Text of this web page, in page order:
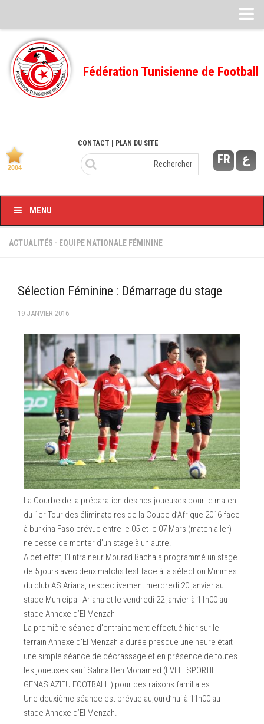
Feuille de match
FMI – 2022/2023
Ligue I – 2022/2023
Ligue I – 2020/2021
Ligue I – 2019/2020
Feuilles de match 2018/2019
Feuille de match 2017/2018
–Ligue I–
–Ligue II–
Feuille de match 2016/2017
-Ligue I-
-Ligue II-
-Ligue III-
Fédération Tunisienne de Football
FR ع
CONTACT | PLAN DU SITE
MENU
ACTUALITÉS · EQUIPE NATIONALE FÉMININE
Sélection Féminine : Démarrage du stage
19 JANVIER 2016
La Courbe de la préparation des nos joueuses pour le match
du 1er Tour des éliminatoires de la Coupe d’Afrique 2016 face
à burkina Faso prévue entre le 05 et le 07 Mars (match aller)
ne cesse de monter d’un stage à un autre.
A cet effet, l’Entraineur Mourad Bacha a programmé un stage
de 5 jours avec deux matchs test face à la sélection Minimes
du club AS Ariana, respectivement mercredi 20 janvier au
stade Municipal Ariana et le vendredi 22 janvier à 11h00 au
stade Annexe d’El Menzah
La première séance d’entrainement effectué hier sur le
terrain Annexe d’El Menzah a durée presque une heure était
une simple séance de décrassage et en présence de toutes
les joueuses sauf Salma Ben Mohamed (EVEIL SPORTIF
GENAS AZIEU FOOTBALL ) pour des raisons familiales
Une deuxième séance est prévue aujourd’hui à 11h00 au
stade Annexe d’El Menzah.